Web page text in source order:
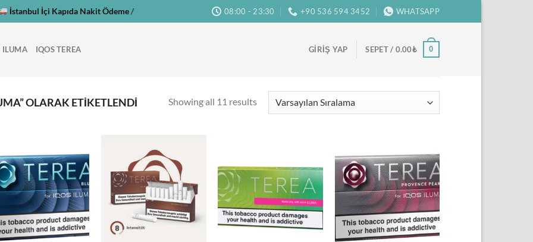
İstanbul İçi Kapıda Nakit Ödeme/ 08:00 - 23:30 +90 536 594 3452 WHATSAPP
ILUMA IQOS TEREA GIRIŞ YAP SEPET / 0.00₺ 0
OLARAK ETIKETLENDI Showing all 11 results